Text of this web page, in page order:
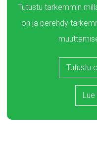
Tutustu tarkemmin
on ja perehdy
Tutustu
Lue